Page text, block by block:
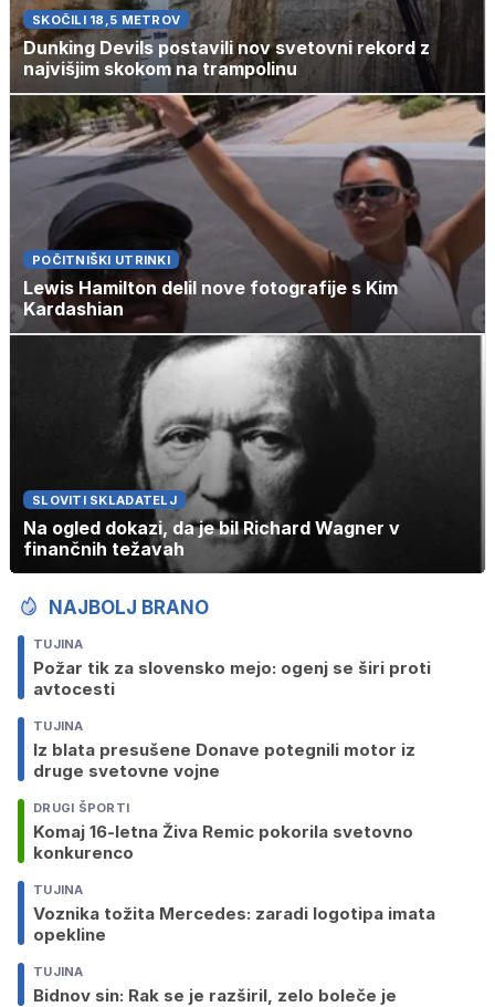
SKOČILI 18,5 METROV
Dunking Devils postavili nov svetovni rekord z
najvišjim skokom na trampolinu
POČITNIŠKI UTRINKI
Lewis Hamilton delil nove fotografije s Kim
Kardashian
SLOVITI SKLADATELJ
Na ogled dokazi, da je bil Richard Wagner v
finančnih težavah
NAJBOLJ BRANO
TUJINA
Požar tik za slovensko mejo: ogenj se širi proti
avtocesti
TUJINA
Iz blata presušene Donave potegnili motor iz
druge svetovne vojne
DRUGI ŠPORTI
Komaj 16-letna Živa Remic pokorila svetovno
konkurenco
TUJINA
Voznika tožita Mercedes: zaradi logotipa imata
opekline
TUJINA
Bidnov sin: Rak se je razširil, zelo boleče je